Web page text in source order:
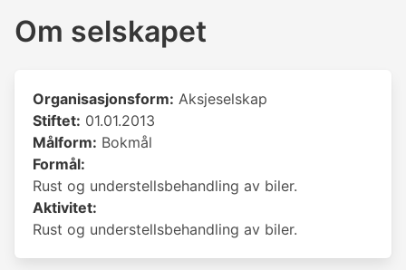
Om selskapet
Organisasjonsform: Aksjeselskap
Stiftet: 01.01.2013
Målform: Bokmål
Formål:
Rust og understellsbehandling av biler.
Aktivitet:
Rust og understellsbehandling av biler.